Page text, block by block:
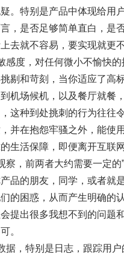
。特别是产品中体现给用
言，是否足够简单直白，是
去就不容易，要实现就更
感度，对任何微小不愉快
剔和苛刻，当你适应了高
机场候机，以及餐厅就餐
这种到处挑刺的行为往往
并在抱怨牢骚之外，能使
生活保障，即便离开互联
察，前两者大约需要一定
品的朋友，同学，或者就
的困惑，从而产生明确的
提出很多我想不到的问题
。
据，特别是日志，跟踪用